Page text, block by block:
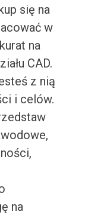
się na
w
na
CAD.
z nią
i celów.
na